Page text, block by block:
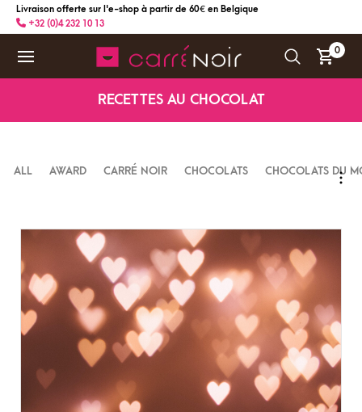
Livraison offerte sur l'e-shop à partir de 60 € en Belgique
+32 (0)4 232 10 13
0
RECETTES AU CHOCOLAT
ALL AWARD CARRÉ NOIR CHOCOLATS CHOCOLATS DU